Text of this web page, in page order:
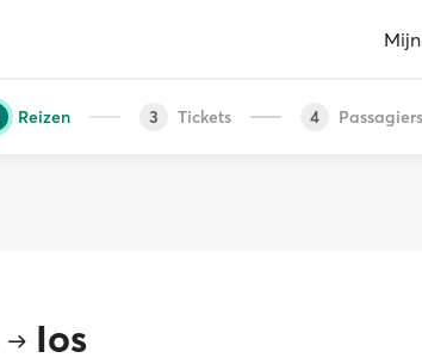
Reizen 3 Tickets 4 Passagiers
Ios